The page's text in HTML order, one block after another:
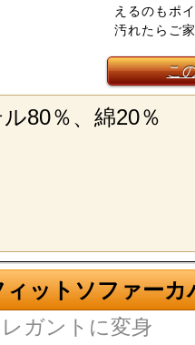
えるのもポ
汚れたらご
こ
80％、綿20％
ットソファーカ
ガントに変身